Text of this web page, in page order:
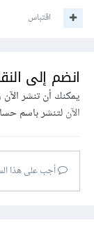
اقتباس
انضم إلى
يمكنك أن تنشر
الآنلتنشر باسم
أجب على هذا